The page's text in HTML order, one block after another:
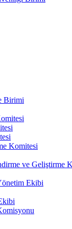
Birimi
Komitesi
ve Geliştirme
Ekibi